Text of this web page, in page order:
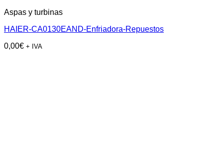
Aspas y turbinas
HAIER-CA0130EAND-Enfriadora-Repuestos
0,00€ + IVA